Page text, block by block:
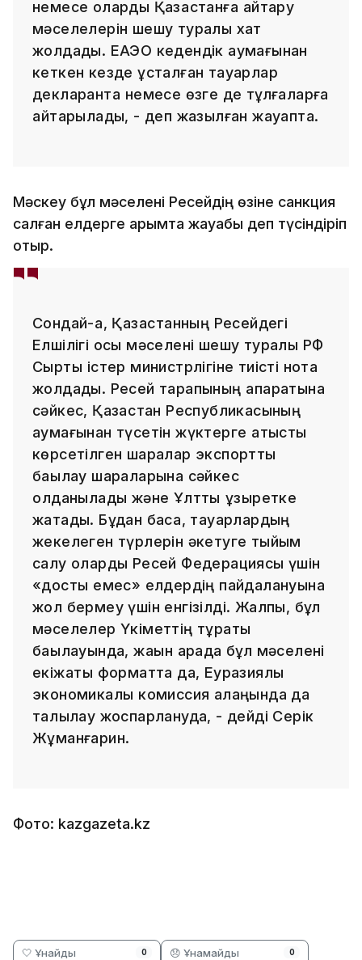
немесе оларды Қазақстанға қайтару
мәселелерін шешу туралы хат
жолдады. ЕАЭО кедендік аумағынан
кеткен кезде ұсталған тауарлар
декларантқа немесе өзге де тұлғаларға
қайтарылады, - деп жазылған жауапта.
Мәскеу бұл мәселені Ресейдің өзіне санкция
салған елдерге қарымта жауабы деп түсіндіріп
отыр.
Сондай-ақ, Қазақстанның Ресейдегі
Елшілігі осы мәселені шешу туралы РФ
Сыртқы істер министрлігіне тиісті нота
жолдады. Ресей тарапының ақпаратына
сәйкес, Қазақстан Республикасының
аумағынан түсетін жүктерге қатысты
көрсетілген шаралар экспорттық
бақылау шараларына сәйкес
қолданылады және Ұлттық құзыретке
жатады. Бұдан басқа, тауарлардың
жекелеген түрлерін әкетуге тыйым
салу оларды Ресей Федерациясы үшін
«достық емес» елдердің пайдалануына
жол бермеу үшін енгізілді. Жалпы, бұл
мәселелер Үкіметтің тұрақты
бақылауында, жақын арада бұл мәселені
екіжақты форматта да, Еуразиялық
экономикалық комиссия алаңында да
талқылау жоспарлануда, - дейді Серік
Жұманғарин.
Фото: kazgazeta.kz
🤍 Ұнайды 0 😞 Ұнамайды 0